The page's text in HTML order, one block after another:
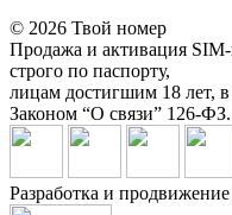
© 2026 Твой номер
Продажа и активация SIM-
строго по паспорту,
лицам достигшим 18 лет,
Законом “О связи” 126-ФЗ.
Разработка и продвижение